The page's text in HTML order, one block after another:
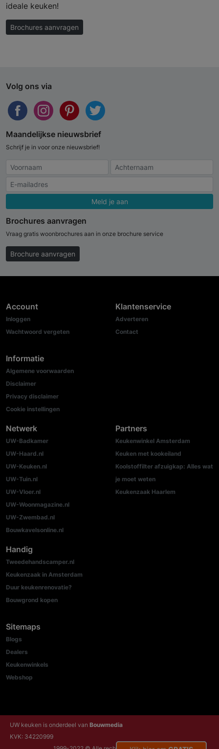
ideale keuken!
Brochures aanvragen
Volg ons via
Maandelijkse nieuwsbrief
Schrijf je in voor onze nieuwsbrief!
Meld je aan
Brochures aanvragen
Vraag gratis woonbrochures aan in onze brochure service
Brochure aanvragen
Account
Inloggen
Wachtwoord vergeten
Informatie
Algemene voorwaarden
Disclaimer
Privacy disclaimer
Cookie instellingen
Klantenservice
Adverteren
Contact
Netwerk
UW-Badkamer
UW-Haard.nl
UW-Keuken.nl
UW-Tuin.nl
UW-Vloer.nl
UW-Woonmagazine.nl
UW-Zwembad.nl
Bouwkavelsonline.nl
Partners
Keukenwinkel Amsterdam
Keuken met kookeiland
Koolstoffilter afzuigkap: Alles wat
je moet weten
Keukenzaak Haarlem
Handig
Tweedehandscamper.nl
Keukenzaak in Amsterdam
Duur keukenrenovatie?
Bouwgrond kopen
Sitemaps
Blogs
Dealers
Keukenwinkels
Webshop
UW keuken is onderdeel van Bouwmedia
KVK: 34220999